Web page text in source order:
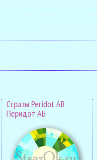
Стразы Peridot AB
Перидот АБ